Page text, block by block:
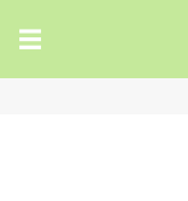
☰